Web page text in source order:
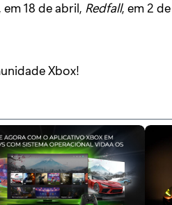
em 18 de abril, Redfall, em 2
Xbox!